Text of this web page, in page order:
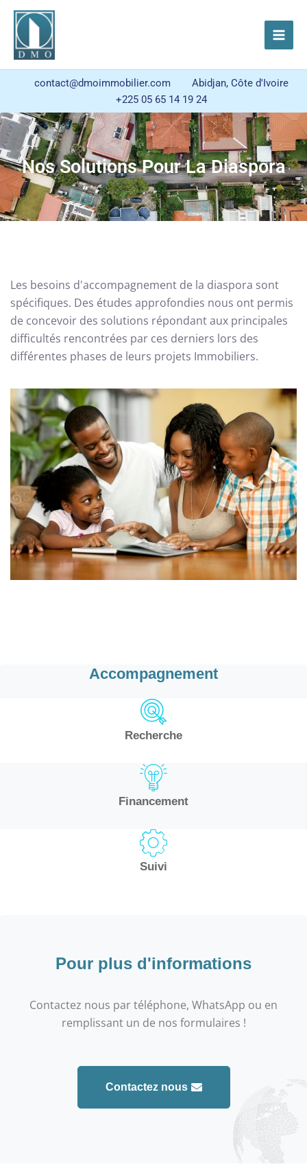
Aller
contenu
contact@dmoimmobilier.com
Abidjan, Côte d'Ivoire
+225 05 65 14 19 24
Nos Solutions Pour La Diaspora
Les besoins d'accompagnement de la diaspora sont
spécifiques. Des études approfondies nous ont permis
de concevoir des solutions répondant aux principales
difficultés rencontrées par ces derniers lors des
différentes phases de leurs projets Immobiliers.
Accompagnement
Recherche
Financement
Suivi
Pour plus d'informations
Contactez nous par téléphone, WhatsApp ou en
remplissant un de nos formulaires !
Contactez nous